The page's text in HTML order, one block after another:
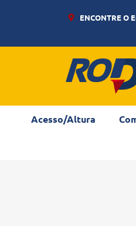
ENCONTRE O
Acesso/Altura